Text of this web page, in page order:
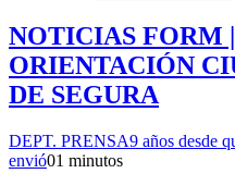
NOTICIAS FORM
ORIENTACIÓN
DE SEGURA
DEPT. PRENSA9 años desde
envió01 minutos